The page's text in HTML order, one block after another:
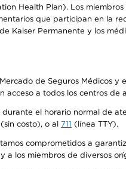
Health Plan). Los
que participan en la
Kaiser Permanente y los
de Seguros Médicos y
a todos los centros de
el horario normal de
costo), o al 711 (línea TTY).
comprometidos a
los miembros de diversos